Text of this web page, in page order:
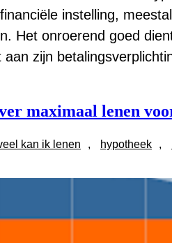
instelling,
Het onroerend goed
aan zijn
maximaal lenen
kan ik lenen , hypotheek ,